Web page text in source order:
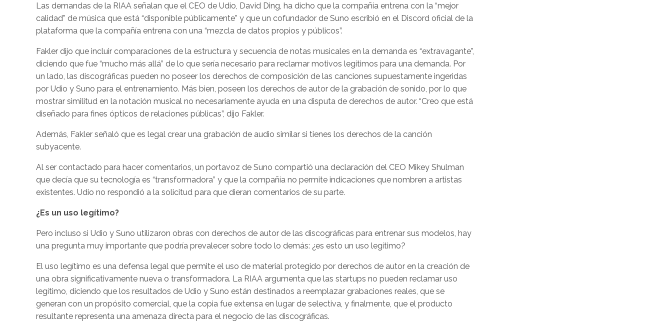
Las demandas de la RIAA señalan que el CEO de Udio, David Ding, ha dicho que la compañía entrena con la “mejor
calidad” de música que está “disponible públicamente” y que un cofundador de Suno escribió en el Discord oficial de la
plataforma que la compañía entrena con una “mezcla de datos propios y públicos”.
Fakler dijo que incluir comparaciones de la estructura y secuencia de notas musicales en la demanda es “extravagante”,
diciendo que fue “mucho más allá” de lo que sería necesario para reclamar motivos legítimos para una demanda. Por
un lado, las discográficas pueden no poseer los derechos de composición de las canciones supuestamente ingeridas
por Udio y Suno para el entrenamiento. Más bien, poseen los derechos de autor de la grabación de sonido, por lo que
mostrar similitud en la notación musical no necesariamente ayuda en una disputa de derechos de autor. “Creo que está
diseñado para fines ópticos de relaciones públicas”, dijo Fakler.
Además, Fakler señaló que es legal crear una grabación de audio similar si tienes los derechos de la canción
subyacente.
Al ser contactado para hacer comentarios, un portavoz de Suno compartió una declaración del CEO Mikey Shulman
que decía que su tecnología es “transformadora” y que la compañía no permite indicaciones que nombren a artistas
existentes. Udio no respondió a la solicitud para que dieran comentarios de su parte.
¿Es un uso legítimo?
Pero incluso si Udio y Suno utilizaron obras con derechos de autor de las discográficas para entrenar sus modelos, hay
una pregunta muy importante que podría prevalecer sobre todo lo demás: ¿es esto un uso legítimo?
El uso legítimo es una defensa legal que permite el uso de material protegido por derechos de autor en la creación de
una obra significativamente nueva o transformadora. La RIAA argumenta que las startups no pueden reclamar uso
legítimo, diciendo que los resultados de Udio y Suno están destinados a reemplazar grabaciones reales, que se
generan con un propósito comercial, que la copia fue extensa en lugar de selectiva, y finalmente, que el producto
resultante representa una amenaza directa para el negocio de las discográficas.